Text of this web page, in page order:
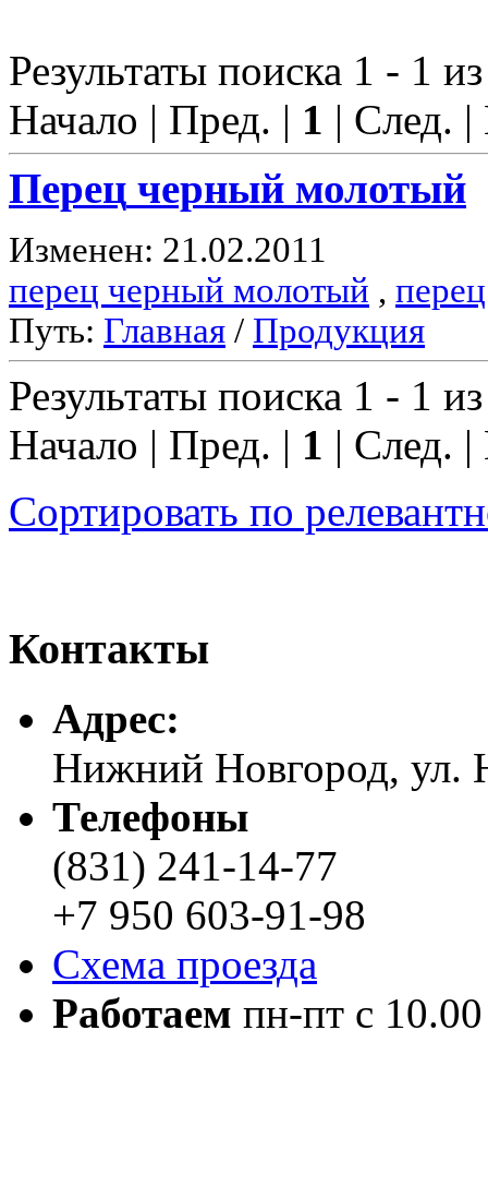
Результаты поиска 1 - 1
Начало | Пред. | 1 | След.
Перец черный молотый
Изменен: 21.02.2011
перец черный молотый , перец
Путь: Главная / Продукция
Результаты поиска 1 - 1
Начало | Пред. | 1 | След.
Сортировать по
Контакты
Адреc:
Нижний Новгород, ул.
Телефоны
(831) 241-14-77
+7 950 603-91-98
Схема проезда
Работаем пн-пт с